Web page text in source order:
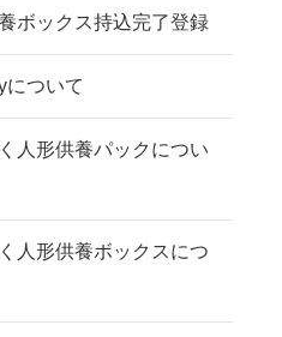
30 15:59
30 08:46
方からお申込み
08誰も住んでいない
付けを始めました。
06 9年間自由が丘店を
くれてありがとう。
05
しっかりとお人形
きますか？
13供養後の通知はも
か？
形供養祭
月2日(土)
人形供養祭
月20日(金)
形供養祭
ボックス持込完了登録
について
人形供養パックについ
人形供養ボックスにつ